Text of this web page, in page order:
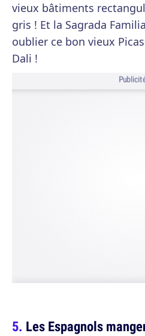
vieux bâtiments
gris ! Et la Sagrada
oublier ce bon vieux
Dali !
Les Espagnols